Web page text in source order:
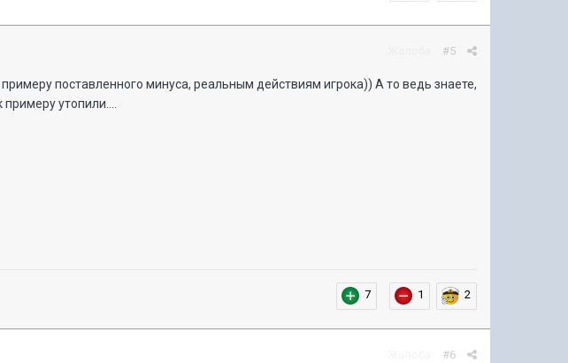
#5
поставленного минуса, реальным действиям игрока)) А то ведь знаете,
утопили....
7 1 2
#6